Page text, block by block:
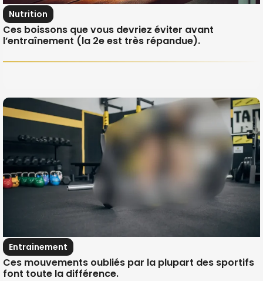
Nutrition
Ces boissons que vous devriez éviter avant
l’entraînement (la 2e est très répandue).
Entrainement
Ces mouvements oubliés par la plupart des sportifs
font toute la différence.